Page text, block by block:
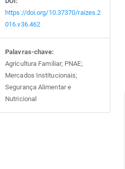
https://doi.org/10.37370/raizes.2
016.v36.462
Palavras-chave:
Agricultura Familiar; PNAE;
Mercados Institucionais;
Segurança Alimentar e
Nutricional